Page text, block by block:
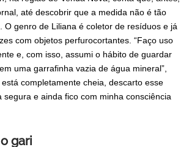
até descobrir que a medida não é tão
O genro de Liliana é coletor de resíduos e já
com objetos perfurocortantes. “Faço uso
e, com isso, assumi o hábito de guardar
uma garrafinha vazia de água mineral”,
está completamente cheia, descarto esse
segura e ainda fico com minha consciência
gari